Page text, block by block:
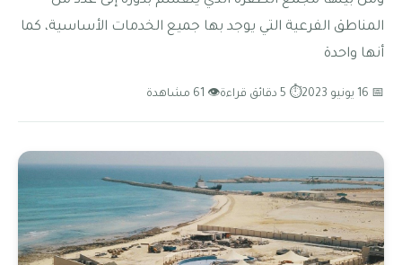
المناطق الفرعية التي يوجد بها جميع الخدمات الأساسية، كما
أنها واحدة
📅 16 يونيو 2023 ⏱ 5 دقائق قراءة 👁 61 مشاهدة